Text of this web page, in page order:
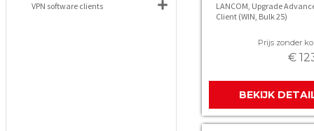
LANCOM, Upgrade
Client (WIN, Bulk 25)
Prijs zonder
€
BEKIJK
VPN software clients